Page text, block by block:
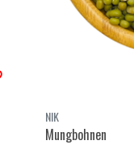
NIK
Mungbohnen